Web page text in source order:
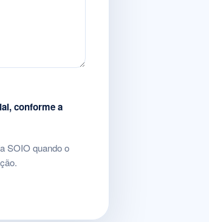
conforme a
SOIO quando o